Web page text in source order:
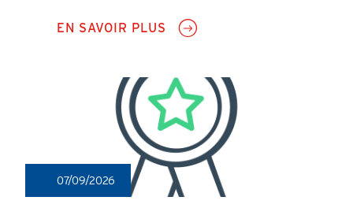
EN SAVOIR PLUS
SUR
07/09/2026